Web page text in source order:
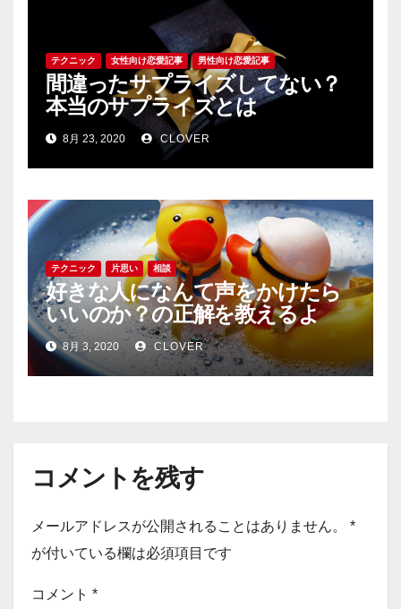
テクニック 女性向け恋愛記事 男性向け恋愛記事
間違ったサプライズしてない？
本当のサプライズとは
8月 23, 2020 CLOVER
テクニック 片思い 相談
好きな人になんて声をかけたら
いいのか？の正解を教えるよ
8月 3, 2020 CLOVER
コメントを残す
メールアドレスが公開されることはありません。
*
が付いている欄は必須項目です
コメント *